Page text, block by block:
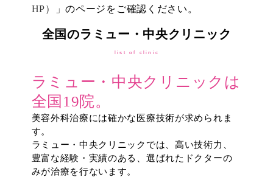
HP）」のページをご確認ください。
全国のラミュー・中央クリニック
list of clinic
ラミュー・中央クリニックは
全国19院。
美容外科治療には確かな医療技術が求められま
す。
ラミュー・中央クリニックでは、高い技術力、
豊富な経験・実績のある、選ばれたドクターの
みが治療を行ないます。